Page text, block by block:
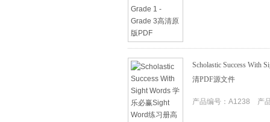
Scholastic Success With
清PDF源文件
产品编号：A1238 产